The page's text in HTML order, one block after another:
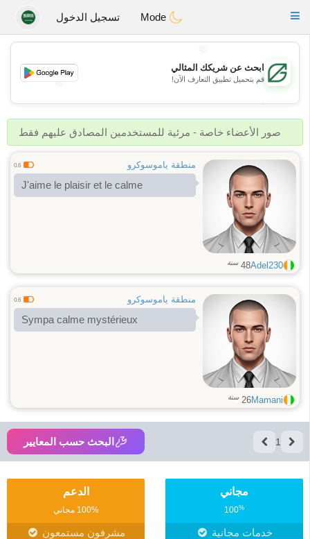
GulfDating
Toggle
تسجيل الدخول
💖
💕
💕
ابحث عن شريكك المثالي
قم بتحميل تطبيق التعارف الآن!
صور الأعضاء خاصة - مرئية للمستخدمين المصادق عليهم فقط
منطقة ياموسوكرو 0.6
J'aime le plaisir et le calme
Adel230
48 سنة
منطقة ياموسوكرو 0.6
Sympa calme mystérieux
Mamani
26 سنة
1 البحث حسب المعايير
مجاني
100%
خدمات مجانية
الدعم
100% مجاني
مشرفون مستمعون